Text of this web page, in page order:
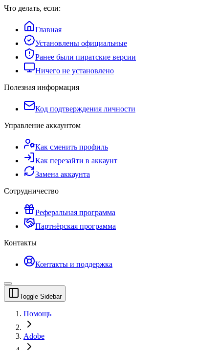
Что делать, если:
Главная
Установлены официальные
Ранее были пиратские версии
Ничего не установлено
Полезная информация
Код подтверждения личности
Управление аккаунтом
Как сменить профиль
Как перезайти в аккаунт
Замена аккаунта
Сотрудничество
Реферальная программа
Партнёрская программа
Контакты
Контакты и поддержка
Toggle Sidebar
Помощь
Adobe